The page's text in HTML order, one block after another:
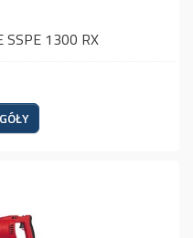
SSPE 1300 RX